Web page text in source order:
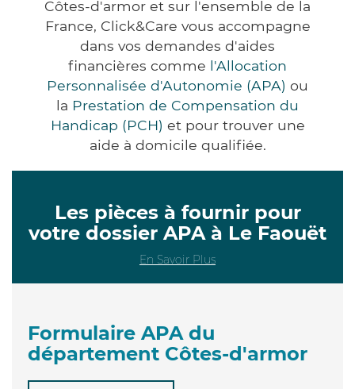
Côtes-d'armor et sur l'ensemble de la
France, Click&Care vous accompagne
dans vos demandes d'aides
financières comme l'Allocation
Personnalisée d'Autonomie (APA) ou
la Prestation de Compensation du
Handicap (PCH) et pour trouver une
aide à domicile qualifiée.
Les pièces à fournir pour
votre dossier APA à Le Faouët
En Savoir Plus
Formulaire APA du
département Côtes-d'armor